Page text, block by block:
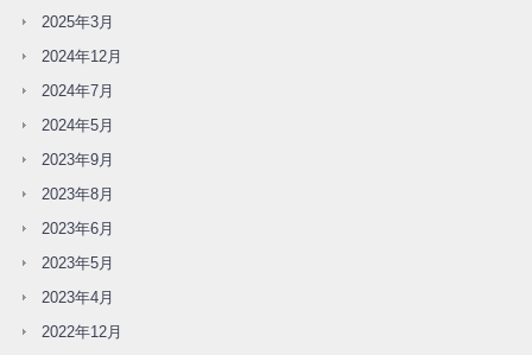
2025年3月
2024年12月
2024年7月
2024年5月
2023年9月
2023年8月
2023年6月
2023年5月
2023年4月
2022年12月